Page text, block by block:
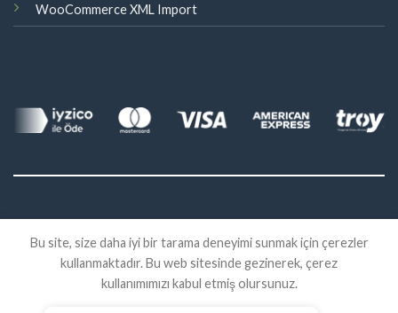
WooCommerce XML Import
©
2026 Eklenti Market
İADE SATIŞ SÖZLEŞMESI KVKK
Bu site, size daha iyi bir tarama deneyimi sunmak için çerezler
kullanmaktadır. Bu web sitesinde gezinerek, çerez
kullanımımızı kabul etmiş olursunuz.